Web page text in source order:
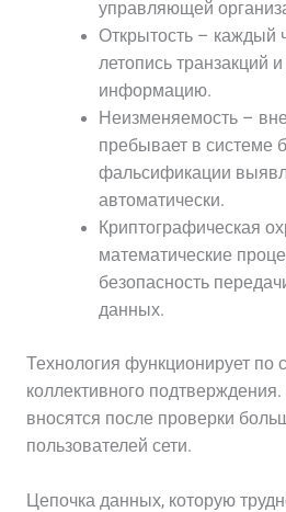
управляющей
Открытость – каждый
летопись транзакций
информацию.
Неизменяемость –
пребывает в системе
фальсификации
автоматически.
Криптографическая
математические
безопасность
данных.
Технология функционирует по
коллективного
вносятся после проверки
пользователей сети.
Цепочка данных, которую